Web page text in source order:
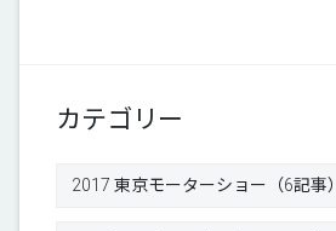
カテゴリー
2017 東京モーターショー（6記事）